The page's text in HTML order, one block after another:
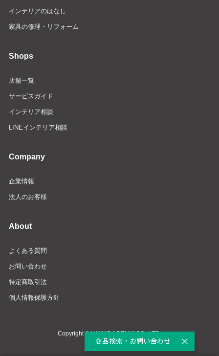
インテリアのはなし
家具の修理・リフォーム
Shops
店舗一覧
サービスガイド
インテリア相談
LINEインテリア相談
Company
企業情報
法人のお客様
About
よくある質問
お問い合わせ
特定商取引法
個人情報保護方針
Copyright © YAMADA DENKI CO., LTD.
商品検索・お問い合わせ